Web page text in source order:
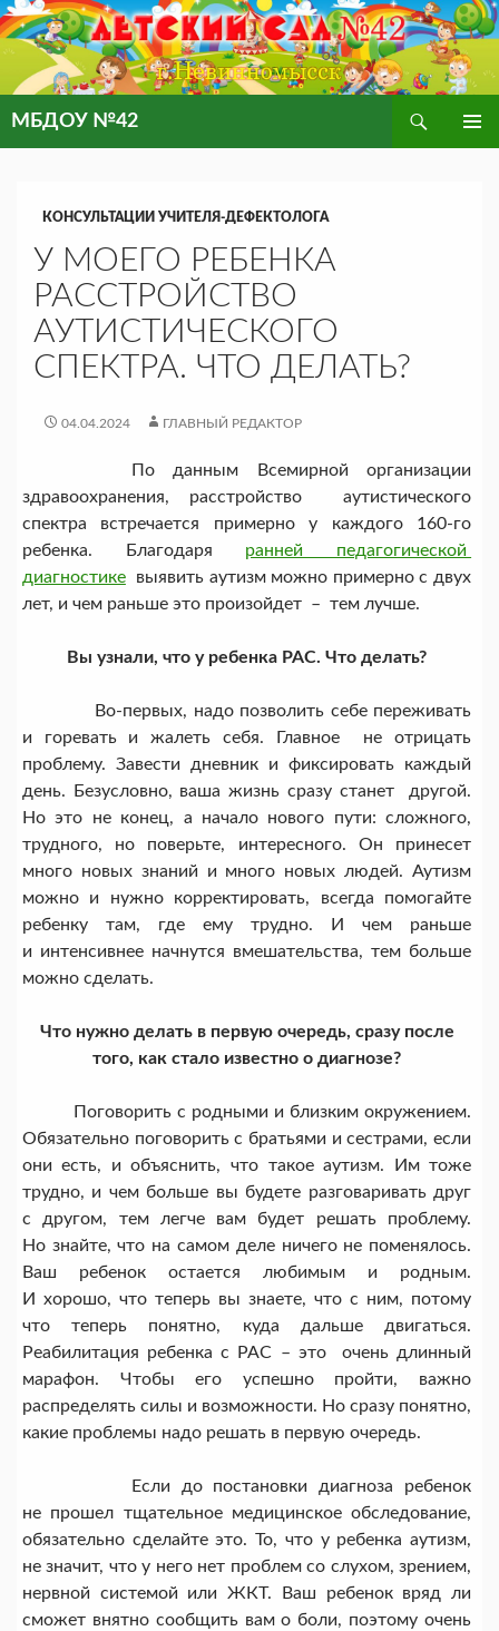
МБДОУ №42
Поиск
КОНСУЛЬТАЦИИ УЧИТЕЛЯ-ДЕФЕКТОЛОГА
У МОЕГО РЕБЕНКА
РАССТРОЙСТВО
АУТИСТИЧЕСКОГО
СПЕКТРА. ЧТО ДЕЛАТЬ?
04.04.2024 ГЛАВНЫЙ РЕДАКТОР
По данным Всемирной организации
здравоохранения, расстройство аутистического
спектра встречается примерно у каждого 160-го
ребенка. Благодаря ранней педагогической
диагностикевыявить аутизм можно примерно с двух
лет, и чем раньше это произойдет – тем лучше.
Вы узнали, что у ребенка РАС. Что делать?
Во-первых, надо позволить себе переживать
и горевать и жалеть себя. Главное не отрицать
проблему. Завести дневник и фиксировать каждый
день. Безусловно, ваша жизнь сразу станет другой.
Но это не конец, а начало нового пути: сложного,
трудного, но поверьте, интересного. Он принесет
много новых знаний и много новых людей. Аутизм
можно и нужно корректировать, всегда помогайте
ребенку там, где ему трудно. И чем раньше
и интенсивнее начнутся вмешательства, тем больше
можно сделать.
Что нужно делать в первую очередь, сразу после
того, как стало известно о диагнозе?
Поговорить с родными и близким окружением.
Обязательно поговорить с братьями и сестрами, если
они есть, и объяснить, что такое аутизм. Им тоже
трудно, и чем больше вы будете разговаривать друг
с другом, тем легче вам будет решать проблему.
Но знайте, что на самом деле ничего не поменялось.
Ваш ребенок остается любимым и родным.
И хорошо, что теперь вы знаете, что с ним, потому
что теперь понятно, куда дальше двигаться.
Реабилитация ребенка с РАС – это очень длинный
марафон. Чтобы его успешно пройти, важно
распределять силы и возможности. Но сразу понятно,
какие проблемы надо решать в первую очередь.
Если до постановки диагноза ребенок
не прошел тщательное медицинское обследование,
обязательно сделайте это. То, что у ребенка аутизм,
не значит, что у него нет проблем со слухом, зрением,
нервной системой или ЖКТ. Ваш ребенок вряд ли
сможет внятно сообщить вам о боли, поэтому очень